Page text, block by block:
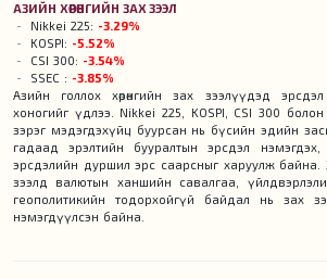
АЗИЙН ХӨРӨНГИЙН ЗАХ ЗЭЭЛ
Nikkei 225: -3.29%
KOSPI: -5.52%
CSI 300: -3.54%
SSEC : -3.85%
Азийн голлох хөрөнгийн зах зээлүүдэд
хоногийг үдлээ. Nikkei 225, KOSPI, CSI 300
зэрэг мэдэгдэхүйц буурсан нь бүсийн эдийн
гадаад эрэлтийн бууралтын эрсдэл нэмэгдэх,
эрсдэлийн дуршил эрс саарсныг харуулж
зээлд валютын ханшийн савалгаа,
геополитикийн тодорхойгүй байдал нь зах
нэмэгдүүлсэн байна.